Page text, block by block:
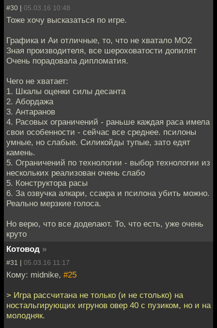
#30 | 05.03.16 10:48
Тоже хочу высказаться по игре.
Графика и Аи отличные, то, что не хватало МО2
Зная производителя, все шероховатости допилят
Очень порадовала дипломатия.
Чего не хватает:
1. Шкалы оценки силы десанта
2. Абордажа
3. Антаранов
4. Расовых ограничений - раньше каждая раса имела
свои особенности - сейчас все среднее. псилоны
умные, но слабые. Силикойды тупые, зато едят
камень.
5. Ограничений по технологии - выбор технологии из
нескольких реализован очень слабо
5. Конструктора расы
6. За озвучка алкари, ссакра и псилона убить можно.
Реально мерзкие голоса.
Но верю, что все доделают. То, что есть, уже очень
круто
Котовод »
#31 | 05.03.16 11:17
Кому: midnike, #25
> Игра рассчитана не только (и не столько) на
ностальгирующих игрунов овер 40 с пузиком, но и на
молодняк.